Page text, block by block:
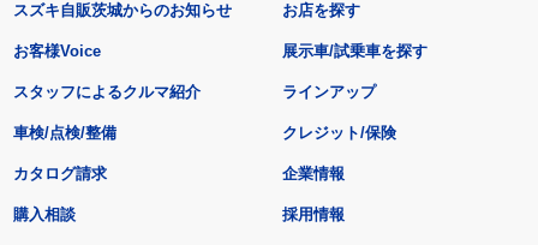
スズキ自販茨城からのお知らせ
お客様Voice
スタッフによるクルマ紹介
お店を探す
展示車/試乗車を探す
ラインアップ
車検/点検/整備 クレジット/保険
カタログ請求
購入相談
企業情報
採用情報